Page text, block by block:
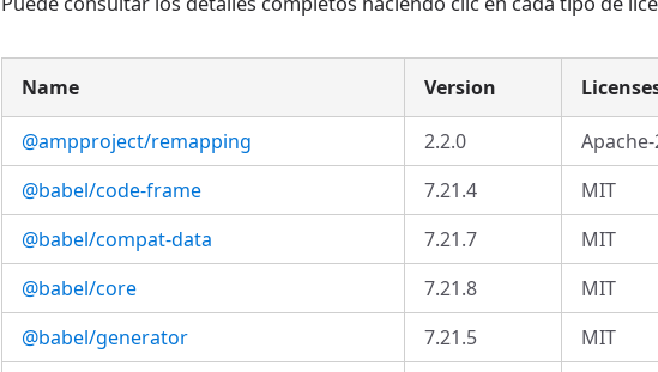
Name Version
@ampproject/remapping 2.2.0
@babel/code-frame
7.21.4 MIT
@babel/compat-data
7.21.7 MIT
@babel/core
7.21.8 MIT
@babel/generator
7.21.5 MIT